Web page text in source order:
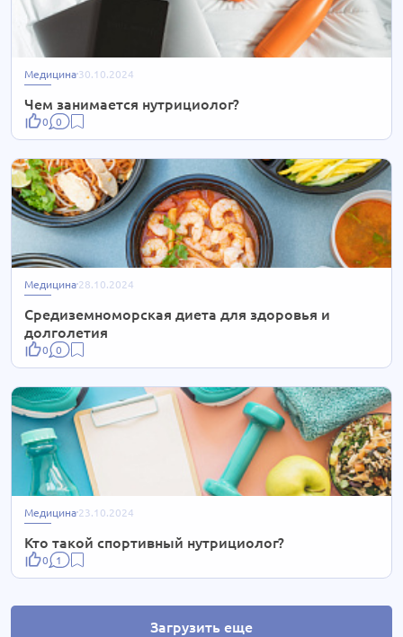
Медицина30.10.2024
Чем занимается нутрициолог?
0 0
Медицина28.10.2024
Средиземноморская диета для здоровья и
долголетия
0 0
Медицина23.10.2024
Кто такой спортивный нутрициолог?
0 1
Загрузить еще